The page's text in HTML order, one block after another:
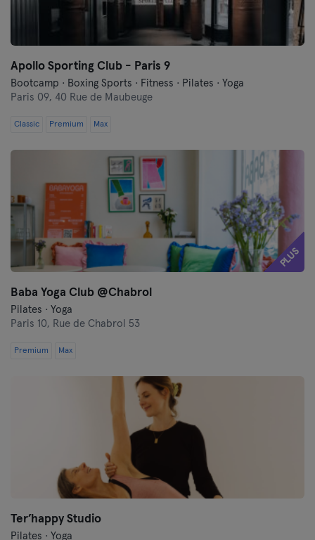
Apollo Sporting Club - Paris 9
Bootcamp · Boxing Sports · Fitness · Pilates · Yoga
Paris 09, 40 Rue de Maubeuge
Classic Premium Max
PLUS
Baba Yoga Club @Chabrol
Pilates · Yoga
Paris 10, Rue de Chabrol 53
Premium Max
Ter’happy Studio
Pilates · Yoga